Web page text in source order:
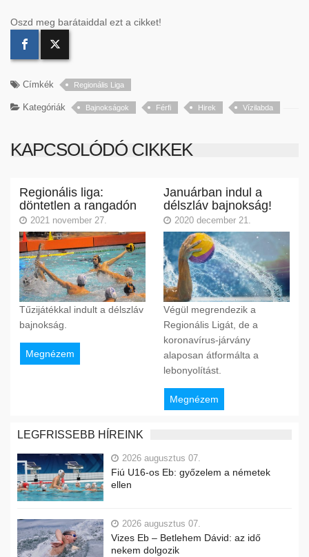
Oszd meg barátaiddal ezt a cikket!
Címkék Regionális Liga
Kategóriák Bajnokságok Férfi Hirek Vízilabda
KAPCSOLÓDÓ CIKKEK
Regionális liga:
döntetlen a rangadón
2021 november 27.
Tűzijátékkal indult a délszláv
bajnokság.
Megnézem
Januárban indul a
délszláv bajnokság!
2020 december 21.
Végül megrendezik a
Regionális Ligát, de a
koronavírus-járvány
alaposan átformálta a
lebonyolítást.
Megnézem
LEGFRISSEBB HÍREINK
2026 augusztus 07.
Fiú U16-os Eb: győzelem a németek
ellen
2026 augusztus 07.
Vizes Eb – Betlehem Dávid: az idő
nekem dolgozik